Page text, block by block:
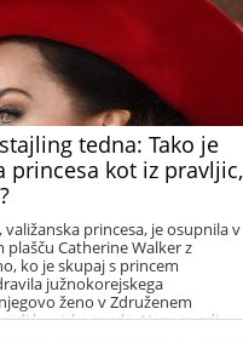
tedna: Tako je
princesa kot iz pravljic,
princesa, je osupnila v
Catherine Walker z
ko je skupaj s princem
južnokorejskega
ženo v Združenem
konjske garde. Nam se zdi